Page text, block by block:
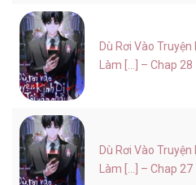
Dù Rơi Vào
Làm [...] – Chap 28
Dù Rơi Vào
Làm [...] – Chap 27